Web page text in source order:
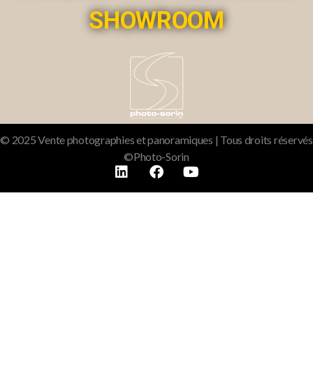
SHOWROOM
© 2025 Vente photographies et panoramiques | Tous droits réservés
©Photo-Sorin